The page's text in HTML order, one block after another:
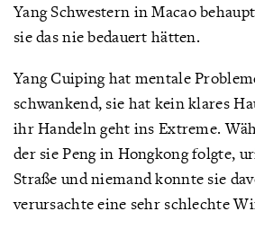
Yang Schwestern in Macao
sie das nie bedauert hätten.
Yang Cuiping hat mentale
schwankend, sie hat kein klares
ihr Handeln geht ins Extreme.
der sie Peng in Hongkong folgte,
Straße und niemand konnte sie
verursachte eine sehr schlechte